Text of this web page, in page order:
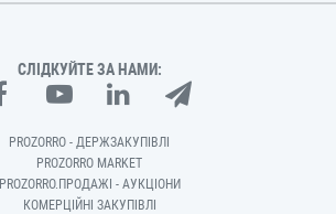
СЛІДКУЙТЕ ЗА НАМИ:
PROZORRO - ДЕРЖЗАКУПІВЛІ
PROZORRO MARKET
PROZORRO.ПРОДАЖІ - АУКЦІОНИ
КОМЕРЦІЙНІ ЗАКУПІВЛІ